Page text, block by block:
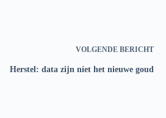
VOLGENDE BERICHT
Herstel: data zijn níet het nieuwe goud